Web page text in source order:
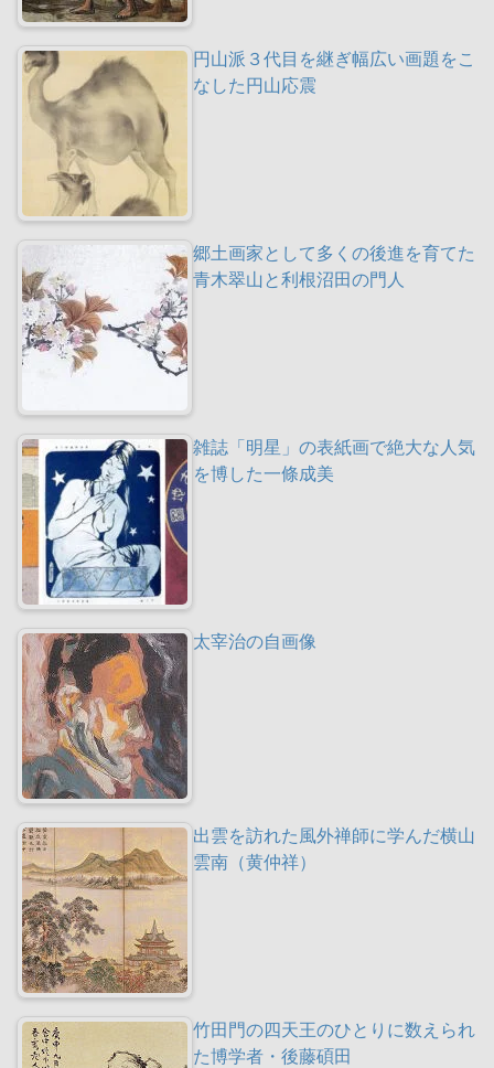
円山派３代目を継ぎ幅広い画題をこ
なした円山応震
郷土画家として多くの後進を育てた
青木翠山と利根沼田の門人
雑誌「明星」の表紙画で絶大な人気
を博した一條成美
太宰治の自画像
出雲を訪れた風外禅師に学んだ横山
雲南（黄仲祥）
竹田門の四天王のひとりに数えられ
た博学者・後藤碩田